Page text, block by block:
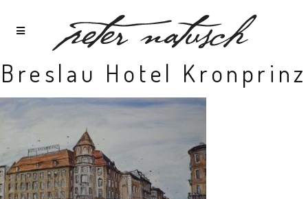
Breslau Hotel Kronprinz